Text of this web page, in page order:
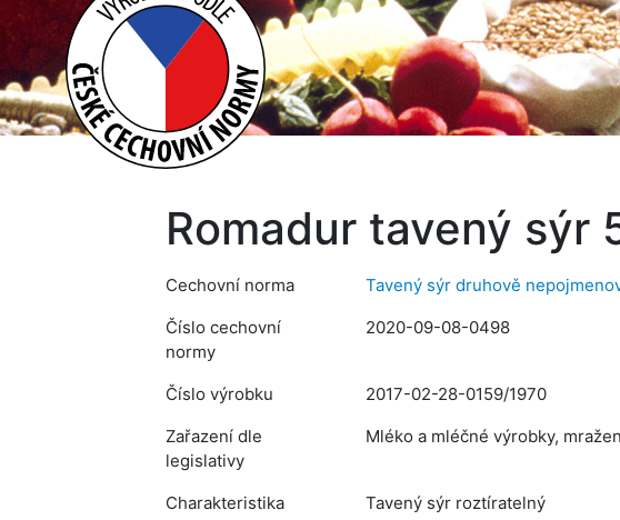
Romadur tavený sýr
Cechovní norma
Tavený sýr druhově
Číslo cechovní
normy
2020-09-08-0498
Číslo výrobku
2017-02-28-0159/1970
Zařazení dle
legislativy
Mléko a mléčné výrobky,
Charakteristika
Tavený sýr roztíratelný